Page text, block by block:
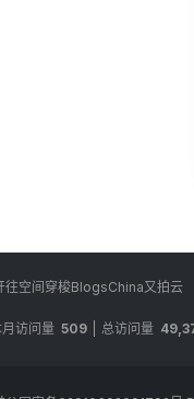
往空间穿梭BlogsChina又拍云
访问量 509 总访问量